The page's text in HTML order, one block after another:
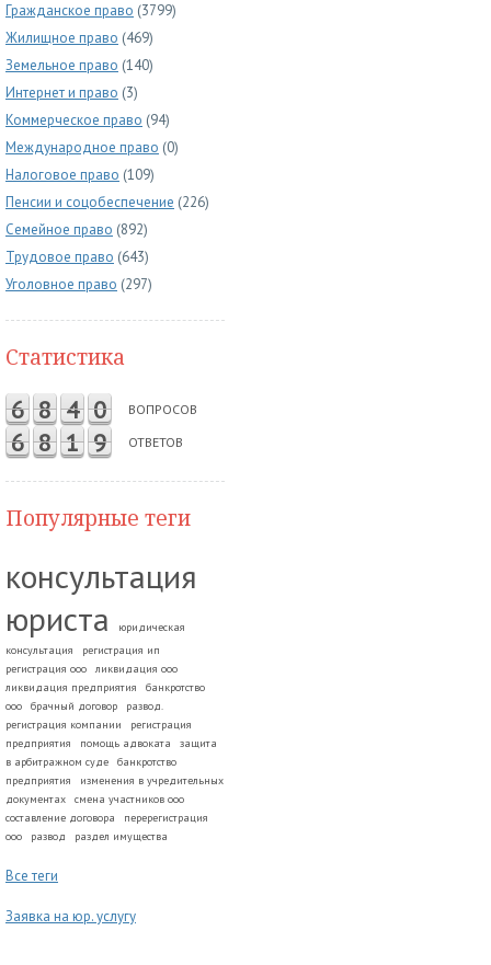
Гражданское право (3799)
Жилищное право (469)
Земельное право (140)
Интернет и право (3)
Коммерческое право (94)
Международное право (0)
Налоговое право (109)
Пенсии и соцобеспечение (226)
Семейное право (892)
Трудовое право (643)
Уголовное право (297)
Статистика
6 8 4 0 ВОПРОСОВ
6 8 1 9 ОТВЕТОВ
Популярные теги
консультация
юриста
юридическая
консультация
регистрация ип
регистрация ооо
ликвидация ооо
ликвидация предприятия
банкротство
ооо
брачный договор
развод.
регистрация компании
регистрация
предприятия
помощь адвоката
защита
в арбитражном суде
банкротство
предприятия
изменения в учредительных
документах
смена участников ооо
составление договора
перерегистрация
ооо
развод раздел имущества
Все теги
Заявка на юр. услугу